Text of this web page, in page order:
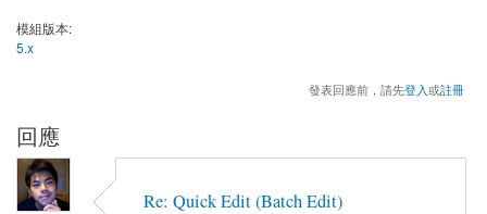
模組版本:
5.x
發表回應前，請先登入或註冊
回應
Re: Quick Edit (Batch Edit)